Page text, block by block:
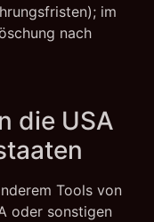
im
nach
die USA
Tools von
oder sonstigen